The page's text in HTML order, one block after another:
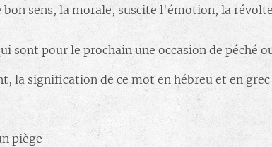
sens, la morale, suscite l'émotion, la
sont pour le prochain une occasion de péché
la signification de ce mot en hébreu et en
piège